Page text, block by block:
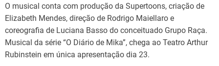
O musical conta com produção da Supertoons, criação de
Elizabeth Mendes, direção de Rodrigo Maiellaro e
coreografia de Luciana Basso do conceituado Grupo Raça.
Musical da série “O Diário de Mika”, chega ao Teatro Arthur
Rubinstein em única apresentação dia 23.